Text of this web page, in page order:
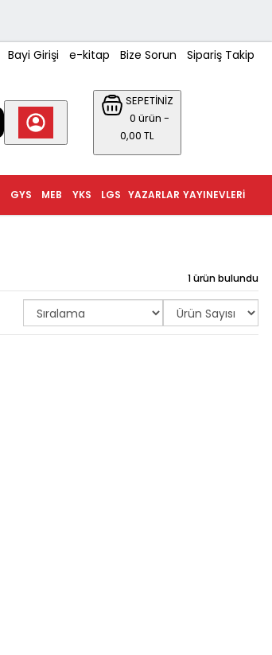
Bayi Girişi e-kitap Bize Sorun Sipariş Takip
SEPETİNİZ
0 ürün -
0,00 TL
YAYINEVLERI
YAZARLAR
LGS
YKS
MEB
GYS
1 ürün bulundu